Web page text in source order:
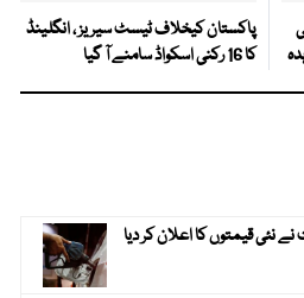
پاکستان کیخلاف ٹیسٹ سیریز ، انگلینڈ
کا 16 رکنی اسکواڈ سامنے آ گیا
نئی قیمتوں کا اعلان کر دیا